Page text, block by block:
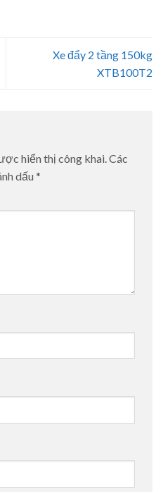
Xe đẩy 2 tầng 150kg
XTB100T2
hiển thị công khai. Các
dấu *